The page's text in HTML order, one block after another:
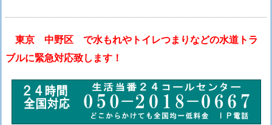
漏
れ
道
ト
東京 中野区 で水もれやトイレつまりなどの水道トラ
ブルに緊急対応致します！